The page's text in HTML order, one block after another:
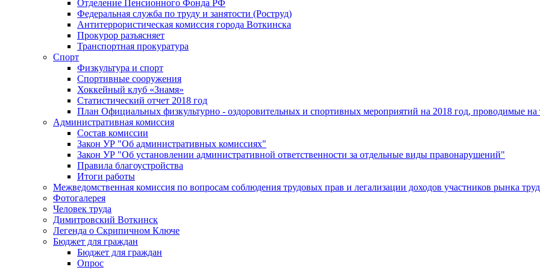
Отделение Пенсионного Фонда РФ
Федеральная служба по труду и занятости (Роструд)
Антитеррористическая комиссия города Воткинска
Прокурор разъясняет
Транспортная прокуратура
Спорт
Физкультура и спорт
Спортивные сооружения
Хоккейный клуб «Знамя»
Статистический отчет 2018 год
План Официальных физкультурно - оздоровительных и спортивных мероприятий на 2018 год, проводимые
Административная комиссия
Состав комиссии
Закон УР "Об административных комиссиях"
Закон УР "Об установлении административной ответственности за отдельные виды правонарушений"
Правила благоустройства
Итоги работы
Межведомственная комиссия по вопросам соблюдения трудовых прав и легализации доходов участников рынка
Фотогалерея
Человек труда
Димитровский Воткинск
Легенда о Скрипичном Ключе
Бюджет для граждан
Бюджет для граждан
Опрос